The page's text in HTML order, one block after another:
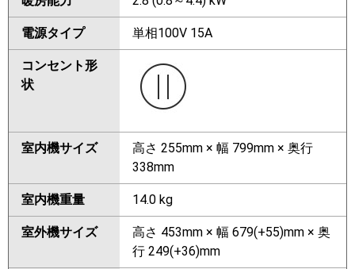
電源タイプ 単相100V 15A
コンセント形
状
室内機サイズ
高さ 255mm × 幅 799mm × 奥行
338mm
室内機重量 14.0 kg
室外機サイズ
高さ 453mm × 幅 679(+55)mm × 奥
行 249(+36)mm